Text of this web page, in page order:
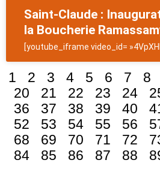
Saint-Claude :
la Boucherie
[youtube_iframe video_id=
1 2 3 4 5 6 7 8
20
21 22 23 24
36
37 38 39 40
52
53 54 55 56
68
69 70 71 72
84
85 86 87 88